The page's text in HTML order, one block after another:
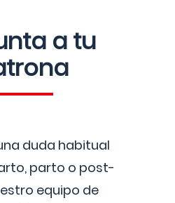
a tu
duda habitual
parto o post-
equipo de